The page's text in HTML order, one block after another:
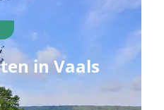
in Vaals